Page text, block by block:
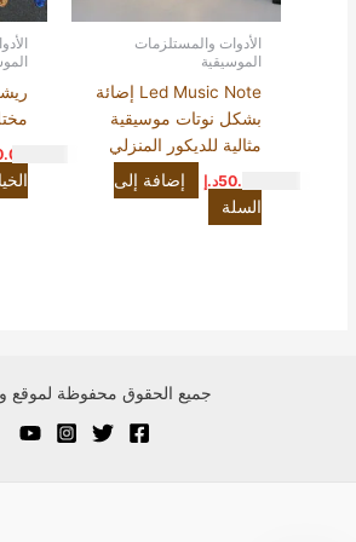
الأدوات والمستلزمات
الموسيقية
Led Music Note إضائة
بشكل نوتات موسيقية
مثالية للديكور المنزلي
50.00د.إ
إضافة إلى
السلة
جميع الحقوق محفوظة لموقع